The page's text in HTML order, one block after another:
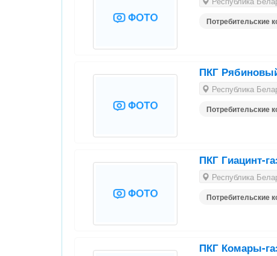
Потребительские
ПКГ
Республика
Потребительские
ПКГ Гиацинт-
Республика
Потребительские
ПКГ Комары-